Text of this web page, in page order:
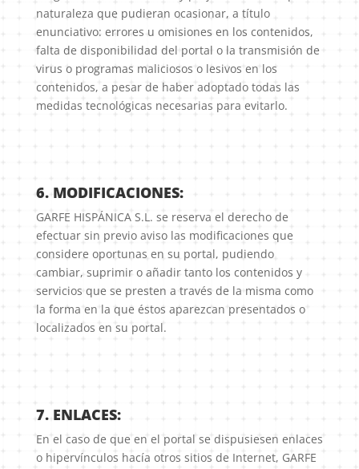
naturaleza que pudieran ocasionar, a título
enunciativo: errores u omisiones en los contenidos,
falta de disponibilidad del portal o la transmisión de
virus o programas maliciosos o lesivos en los
contenidos, a pesar de haber adoptado todas las
medidas tecnológicas necesarias para evitarlo.
6. MODIFICACIONES:
GARFE HISPÁNICA S.L. se reserva el derecho de
efectuar sin previo aviso las modificaciones que
considere oportunas en su portal, pudiendo
cambiar, suprimir o añadir tanto los contenidos y
servicios que se presten a través de la misma como
la forma en la que éstos aparezcan presentados o
localizados en su portal.
7. ENLACES:
En el caso de que en el portal se dispusiesen enlaces
o hipervínculos hacía otros sitios de Internet, GARFE